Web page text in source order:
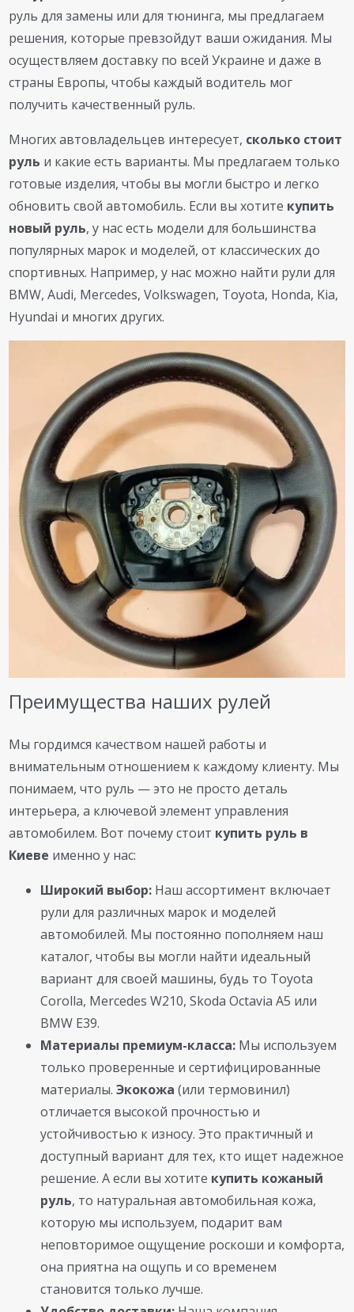
руль для замены или для тюнинга, мы предлагаем
решения, которые превзойдут ваши ожидания. Мы
осуществляем доставку по всей Украине и даже в
страны Европы, чтобы каждый водитель мог
получить качественный руль.
Многих автовладельцев интересует, сколько стоит
руль и какие есть варианты. Мы предлагаем только
готовые изделия, чтобы вы могли быстро и легко
обновить свой автомобиль. Если вы хотите купить
новый руль, у нас есть модели для большинства
популярных марок и моделей, от классических до
спортивных. Например, у нас можно найти рули для
BMW, Audi, Mercedes, Volkswagen, Toyota, Honda, Kia,
Hyundai и многих других.
Преимущества наших рулей
Мы гордимся качеством нашей работы и
внимательным отношением к каждому клиенту. Мы
понимаем, что руль — это не просто деталь
интерьера, а ключевой элемент управления
автомобилем. Вот почему стоит купить руль в
Киеве именно у нас:
Широкий выбор: Наш ассортимент включает
рули для различных марок и моделей
автомобилей. Мы постоянно пополняем наш
каталог, чтобы вы могли найти идеальный
вариант для своей машины, будь то Toyota
Corolla, Mercedes W210, Skoda Octavia A5 или
BMW E39.
Материалы премиум-класса: Мы используем
только проверенные и сертифицированные
материалы. Экокожа (или термовинил)
отличается высокой прочностью и
устойчивостью к износу. Это практичный и
доступный вариант для тех, кто ищет надежное
решение. А если вы хотите купить кожаный
руль, то натуральная автомобильная кожа,
которую мы используем, подарит вам
неповторимое ощущение роскоши и комфорта,
она приятна на ощупь и со временем
становится только лучше.